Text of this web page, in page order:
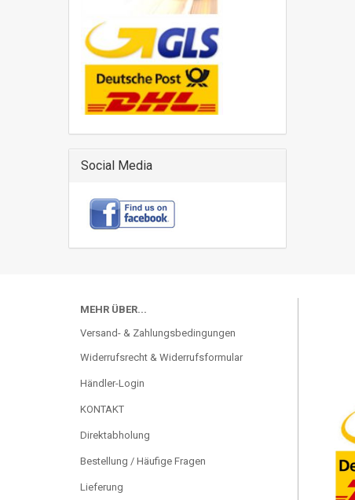
Social Media
MEHR ÜBER...
Versand- & Zahlungsbedingungen
Widerrufsrecht & Widerrufsformular
Händler-Login
KONTAKT
Direktabholung
Bestellung / Häufige Fragen
Lieferung